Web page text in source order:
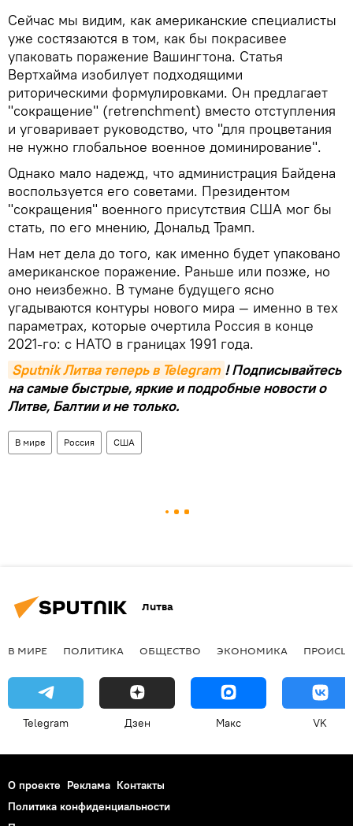
Сейчас мы видим, как американские специалисты
уже состязаются в том, как бы покрасивее
упаковать поражение Вашингтона. Статья
Вертхайма изобилует подходящими
риторическими формулировками. Он предлагает
"сокращение" (retrenchment) вместо отступления
и уговаривает руководство, что "для процветания
не нужно глобальное военное доминирование".
Однако мало надежд, что администрация Байдена
воспользуется его советами. Президентом
"сокращения" военного присутствия США мог бы
стать, по его мнению, Дональд Трамп.
Нам нет дела до того, как именно будет упаковано
американское поражение. Раньше или позже, но
оно неизбежно. В тумане будущего ясно
угадываются контуры нового мира — именно в тех
параметрах, которые очертила Россия в конце
2021-го: с НАТО в границах 1991 года.
Sputnik Литва теперь в Telegram ! Подписывайтесь
на самые быстрые, яркие и подробные новости о
Литве, Балтии и не только.
В мире Россия США
Литва
В МИРЕ ПОЛИТИКА ОБЩЕСТВО ЭКОНОМИКА
Telegram Дзен Макс VK
О проекте Реклама Контакты
Политика конфиденциальности